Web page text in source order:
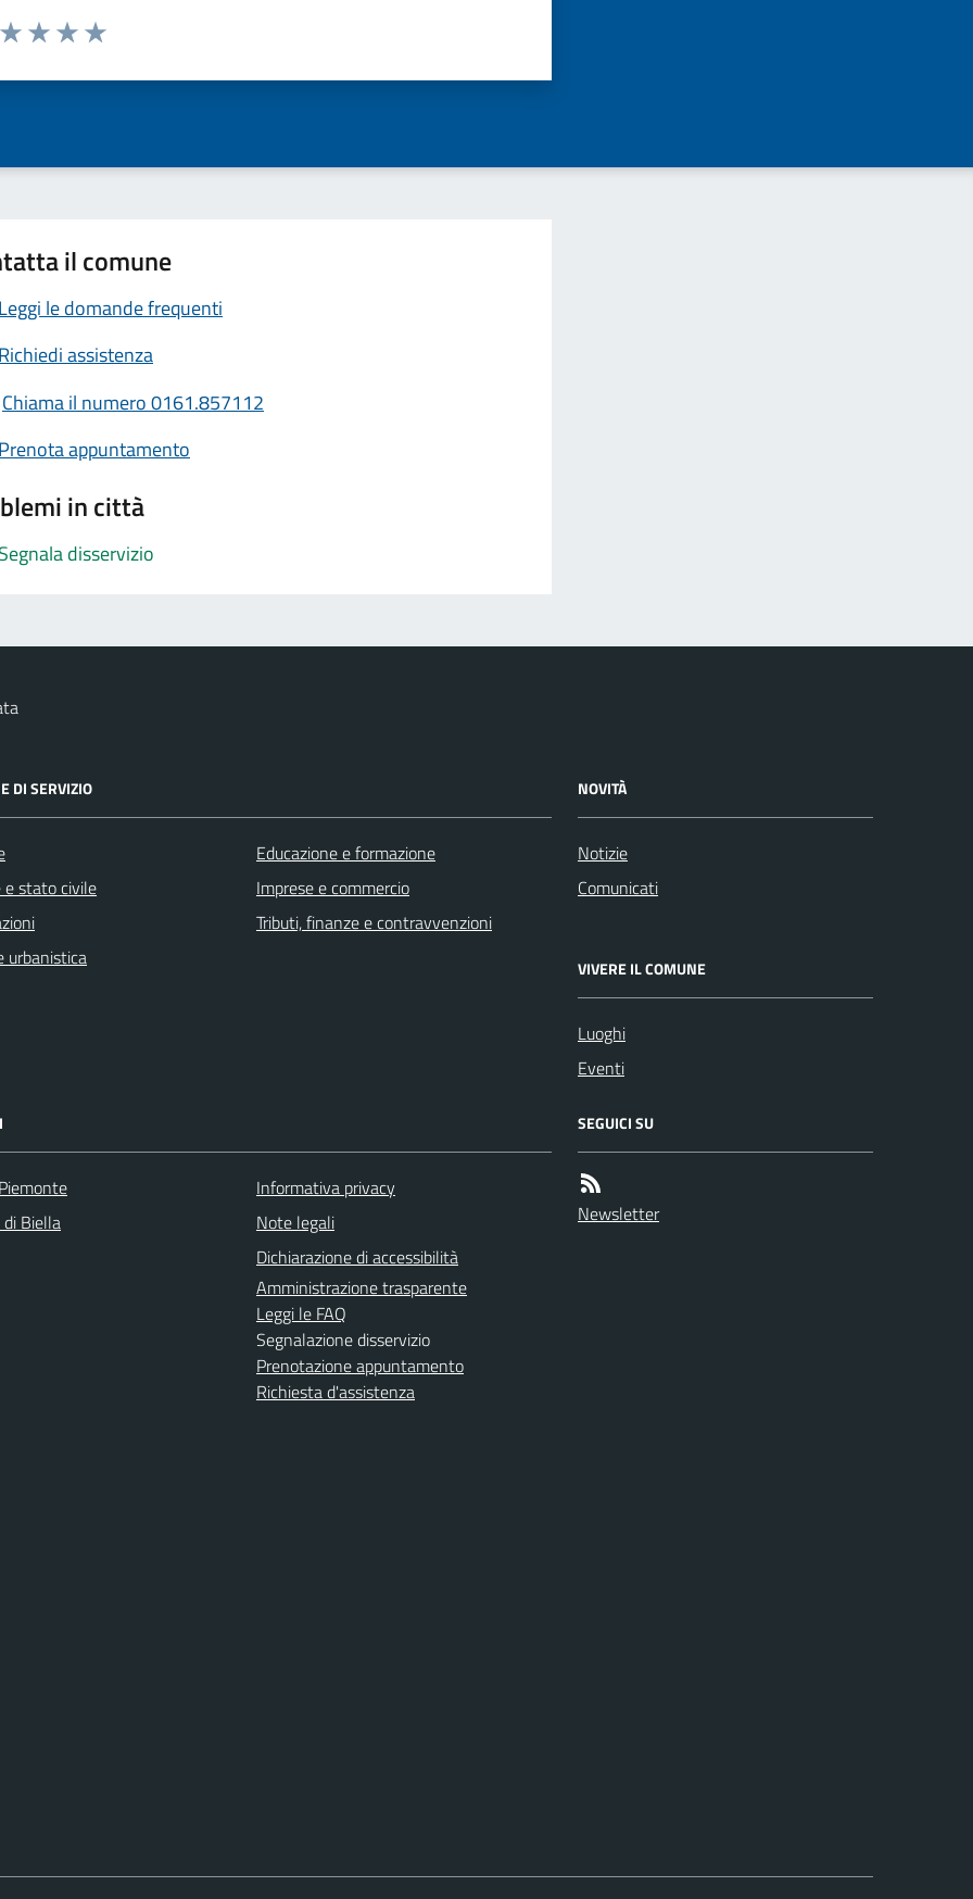
da 1 a 5 stelle la pagina
il comune
le domande frequenti
assistenza
Chiama il numero 0161.857112
appuntamento
in città
disservizio
DI SERVIZIO
e stato civile
urbanistica
Educazione e formazione
Imprese e commercio
Tributi, finanze e contravvenzioni
NOVITÀ
Notizie
Comunicati
VIVERE IL COMUNE
Luoghi
Eventi
Biella
Informativa privacy
Note legali
Dichiarazione di accessibilità
Amministrazione trasparente
Leggi le FAQ
Segnalazione disservizio
Prenotazione appuntamento
Richiesta d'assistenza
SEGUICI SU
Newsletter